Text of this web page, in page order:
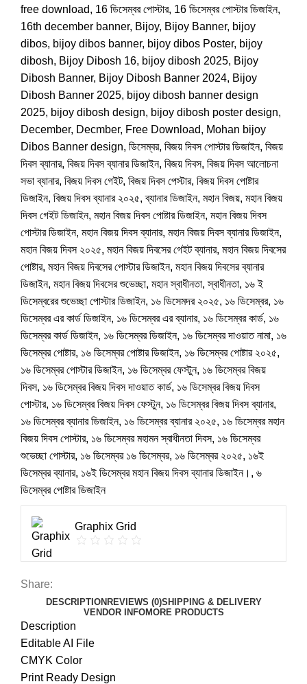
free download, 16 ডিসেম্বর পোস্টার, 16 ডিসেম্বর পোস্টার ডিজাইন,
16th december banner, Bijoy, Bijoy Banner, bijoy
dibos, bijoy dibos banner, bijoy dibos Poster, bijoy
dibosh, Bijoy Dibosh 16, bijoy dibosh 2025, Bijoy
Dibosh Banner, Bijoy Dibosh Banner 2024, Bijoy
Dibosh Banner 2025, bijoy dibosh banner design
2025, bijoy dibosh design, bijoy dibosh poster design,
December, Decmber, Free Download, Mohan bijoy
Dibos Banner design, ডিসেম্বর, বিজয় দিবস পোস্টার ডিজাইন, বিজয়
দিবস ব্যানার, বিজয় দিবস ব্যানার ডিজাইন, বিজয় দিবস, বিজয় দিবস আলোচনা
সভা ব্যানার, বিজয় দিবস গেইট, বিজয় দিবস পেস্টার, বিজয় দিবস পোষ্টার
ডিজাইন, বিজয় দিবস ব্যানার ২০২৫, ব্যানার ডিজাইন, মহান বিজয়, মহান বিজয়
দিবস গেইট ডিজাইন, মহান বিজয় দিবস পোষ্টার ডিজাইন, মহান বিজয় দিবস
পোস্টার ডিজাইন, মহান বিজয় দিবস ব্যানার, মহান বিজয় দিবস ব্যানার ডিজাইন,
মহান বিজয় দিবস ২০২৫, মহান বিজয় দিবসের গেইট ব্যানার, মহান বিজয় দিবসের
পোষ্টার, মহান বিজয় দিবসের পোস্টার ডিজাইন, মহান বিজয় দিবসের ব্যানার
ডিজাইন, মহান বিজয় দিবসের শুভেচ্ছা, মহান স্বাধীনতা, স্বাধীনতা, ১৬ ই
ডিসেম্বরের শুভেচ্ছা পোস্টার ডিজাইন, ১৬ ডিসেমদর ২০২৫, ১৬ ডিসেম্বর, ১৬
ডিসেম্বর এর কার্ড ডিজাইন, ১৬ ডিসেম্বর এর ব্যানার, ১৬ ডিসেম্বর কার্ড, ১৬
ডিসেম্বর কার্ড ডিজাইন, ১৬ ডিসেম্বর ডিজাইন, ১৬ ডিসেম্বর দাওয়াত নামা, ১৬
ডিসেম্বর পোষ্টার, ১৬ ডিসেম্বর পোষ্টার ডিজাইন, ১৬ ডিসেম্বর পোষ্টার ২০২৫,
১৬ ডিসেম্বর পোস্টার ডিজাইন, ১৬ ডিসেম্বর ফেস্টুন, ১৬ ডিসেম্বর বিজয়
দিবস, ১৬ ডিসেম্বর বিজয় দিবস দাওয়াত কার্ড, ১৬ ডিসেম্বর বিজয় দিবস
পোস্টার, ১৬ ডিসেম্বর বিজয় দিবস ফেস্টুন, ১৬ ডিসেম্বর বিজয় দিবস ব্যানার,
১৬ ডিসেম্বর ব্যানার ডিজাইন, ১৬ ডিসেম্বর ব্যানার ২০২৫, ১৬ ডিসেম্বর মহান
বিজয় দিবস পোস্টার, ১৬ ডিসেম্বর মহামন স্বাধীনতা দিবস, ১৬ ডিসেম্বর
শুভেচ্ছা পোস্টার, ১৬ ডিসেম্বর ১৬ ডিসেম্বর, ১৬ ডিসেম্বর ২০২৫, ১৬ই
ডিসেম্বর ব্যানার, ১৬ই ডিসেম্বর মহান বিজয় দিবস ব্যানার ডিজাইন। , ৬
ডিসেম্বর পোষ্টার ডিজাইন
Graphix Grid
Share:
DESCRIPTIONREVIEWS (0)SHIPPING & DELIVERY
VENDOR INFOMORE PRODUCTS
Description
Editable AI File
CMYK Color
Print Ready Design